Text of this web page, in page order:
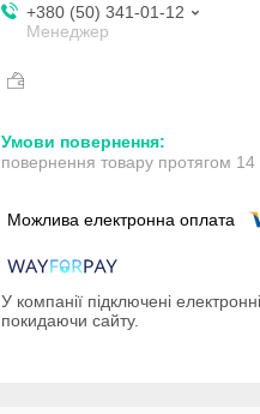
+380 (50) 341-01-12
Менеджер
повернення товару протягом 14
У компанії підключені
покидаючи сайту.